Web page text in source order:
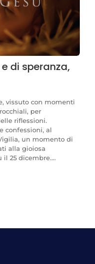
di speranza,
vissuto con momenti
per
riflessioni.
confessioni, al
un momento di
alla gioiosa
25 dicembre....